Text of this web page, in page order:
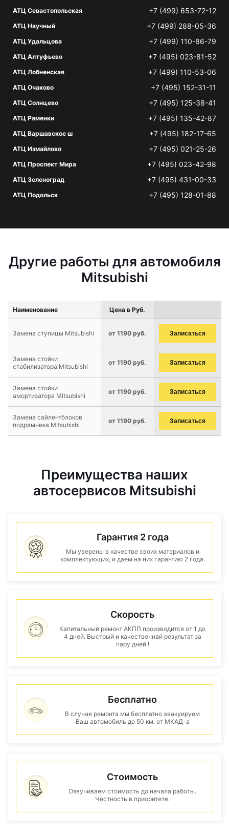
АТЦ Севастопольская +7 (499) 653-72-12
АТЦ Научный +7 (499) 288-05-36
АТЦ Удальцова +7 (499) 110-86-79
АТЦ Алтуфьево +7 (495) 023-81-52
АТЦ Лобненская +7 (499) 110-53-06
АТЦ Очаково +7 (495) 152-31-11
АТЦ Солнцево +7 (495) 125-38-41
АТЦ Раменки +7 (495) 135-42-87
АТЦ Варшавское ш +7 (495) 182-17-65
АТЦ Измайлово +7 (495) 021-25-26
АТЦ Проспект Мира +7 (495) 023-42-98
АТЦ Зеленоград +7 (495) 431-00-33
АТЦ Подольск +7 (495) 128-01-88
Другие работы для автомобиля
Mitsubishi
Наименование Цена в Руб.
Замена ступицы Mitsubishi от 1190 руб. Записаться
Замена стойки
стабилизатора Mitsubishi
от 1190 руб. Записаться
Замена стойки
амортизатора Mitsubishi
от 1190 руб. Записаться
Замена сайлентблоков
подрамника Mitsubishi
от 1190 руб. Записаться
Преимущества наших
автосервисов Mitsubishi
Гарантия 2 года
Мы уверены в качестве своих материалов и
комплектующих, и даем на них гарантию 2 года.
Скорость
Капитальный ремонт АКПП производится от 1 до
4 дней. Быстрый и качественнвй результат за
пару дней !
Бесплатно
В случае ремонта мы бесплатно эвакуируем
Ваш автомобиль до 50 км. от МКАД-а
Стоимость
Озвучиваем стоимость до начала работы.
Честность в приоритете.